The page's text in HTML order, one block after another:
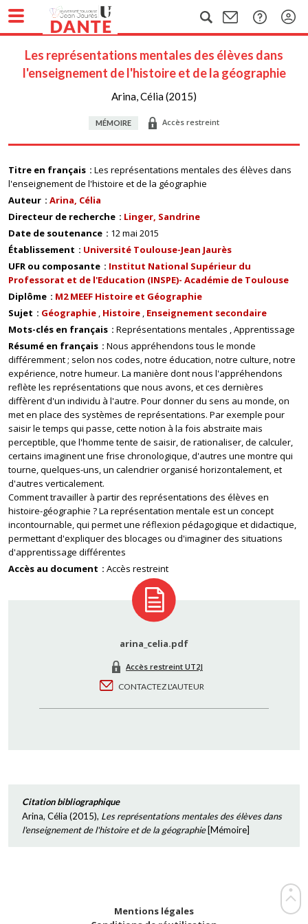
Les représentations mentales des élèves dans
l'enseignement de l'histoire et de la géographie
Arina, Célia (2015)
MÉMOIRE Accès restreint
Titre en français
Les représentations mentales des élèves dans
l'enseignement de l'histoire et de la géographie
Auteur
Arina, Célia
Directeur de recherche
Linger, Sandrine
Date de soutenance
12 mai 2015
Établissement
Université Toulouse-Jean Jaurès
UFR ou composante
Institut National Supérieur du
Professorat et de l'Education (INSPE)- Académie de Toulouse
Diplôme
M2 MEEF Histoire et Géographie
Sujet
Géographie Histoire Enseignement secondaire
Mots-clés en français
Représentations mentales Apprentissage
Résumé en français
Nous appréhendons tous le monde
différemment ; selon nos codes, notre éducation, notre culture, notre
expérience, notre humeur. La manière dont nous l'appréhendons
reflète les représentations que nous avons, et ces dernières
diffèrent d'un individu à l'autre. Pour donner du sens au monde, on
met en place des systèmes de représentations. Par exemple pour
saisir le temps qui passe, cette notion à la fois abstraite mais
perceptible, que l'homme tente de saisir, de rationaliser, de calculer,
certains imaginent une frise chronologique, d'autres une montre qui
tourne, quelques-uns, un calendrier organisé horizontalement, et
d'autres verticalement.
Comment travailler à partir des représentations des élèves en
histoire-géographie ? La représentation mentale est un concept
incontournable, qui permet une réflexion pédagogique et didactique,
permettant d'expliquer des blocages ou d'imaginer des situations
d'apprentissage différentes
Accès au document
Accès restreint
arina_celia.pdf
Accès restreint UT2J
CONTACTEZ L'AUTEUR
Citation bibliographique
Arina, Célia (2015), Les représentations mentales des élèves dans
l'enseignement de l'histoire et de la géographie[Mémoire]
Mentions légales